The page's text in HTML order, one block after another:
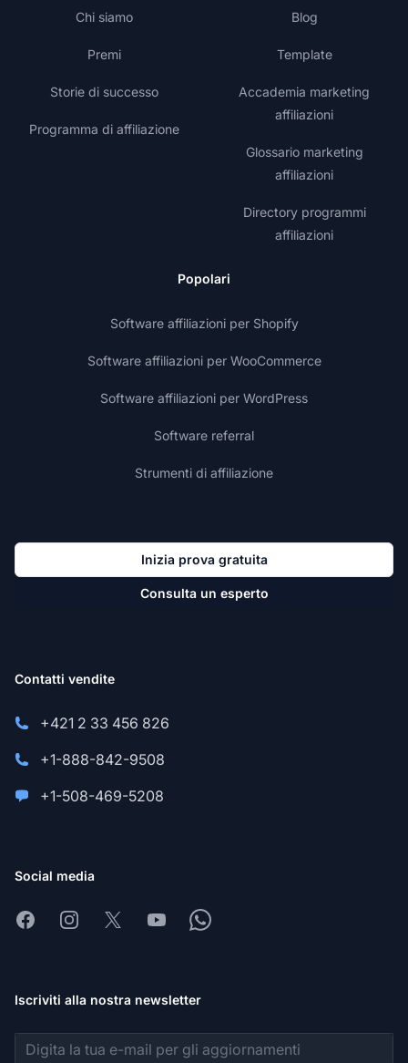
Chi siamo
Premi
Storie di successo
Programma di affiliazione
Blog
Template
Accademia marketing
affiliazioni
Glossario marketing
affiliazioni
Directory programmi
affiliazioni
Popolari
Software affiliazioni per Shopify
Software affiliazioni per WooCommerce
Software affiliazioni per WordPress
Software referral
Strumenti di affiliazione
Inizia prova gratuita
Consulta un esperto
Contatti vendite
+421 2 33 456 826
+1-888-842-9508
+1-508-469-5208
Social media
FacebookInstagram
X YoutubeWhatsapp
Iscriviti alla nostra newsletter
Indirizzo email